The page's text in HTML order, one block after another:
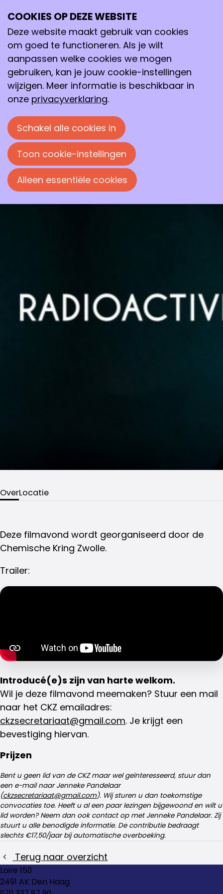
28
2025
19:30 - 23:45 Polymer Science Park, Zwolle
Radioactive
Het ongelooflijke, waargebeurde verhaal
van Marie Sklodowska-Curie en haar met
de Nobelprijs bekroonde werk dat de
wereld veranderde.
OverLocatie
Deze filmavond wordt georganiseerd door de
Chemische Kring Zwolle.
Trailer:
Introducé(e)s zijn van harte welkom.
Wil je deze filmavond meemaken? Stuur een mail
naar het CKZ emailadres:
ckzsecretariaat@gmail.com. Je krijgt een
bevestiging hiervan.
Prijzen
Bent u geen lid van de CKZ maar wel geïnteresseerd, stuur dan
een e-mail naar Jenneke Pandelaar
(ckzsecretariaat@gmail.com). Wij sturen u dan toekomstige
convocaties toe. Heeft u al een paar lezingen bijgewoond en wilt u
lid worden? Neem dan ook contact op met Jenneke Pandelaar. Zij
stuurt u alle benodigde informatie. De contributie bedraagt
slechts €17,50/jaar bij automatische overboeking.
Terug naar overzicht
Loire 150
2491 AK Den Haag
COOKIES OP DEZE WEBSITE
Deze website maakt gebruik van cookies
om goed te functioneren. Als je wilt
aanpassen welke cookies we mogen
gebruiken, kan je jouw cookie-instellingen
wijzigen. Meer informatie is beschikbaar in
onze privacyverklaring.
Schakel alle cookies in
Toon cookie-instellingen
Alleen essentiële cookies